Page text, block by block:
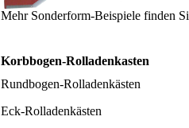
Mehr Sonderform-Beispiele finden
Korbbogen-Rolladenkasten
Rundbogen-Rolladenkästen
Eck-Rolladenkästen